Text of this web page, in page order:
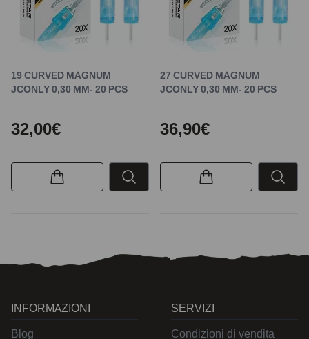
19 CURVED MAGNUM
JCONLY 0,30 MM- 20 PCS
32,00€
27 CURVED MAGNUM
JCONLY 0,30 MM- 20 PCS
36,90€
INFORMAZIONI
Blog
SERVIZI
Condizioni di vendita